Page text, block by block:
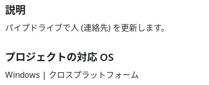
説明
パイプドライブで人 (連絡先) を更新します。
プロジェクトの対応 OS
Windows | クロスプラットフォーム